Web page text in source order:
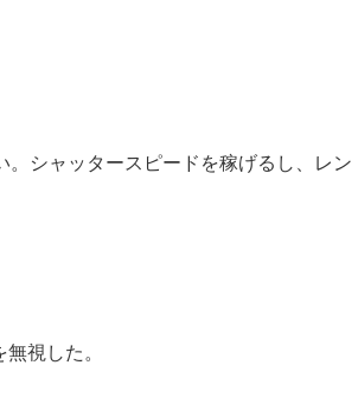
。シャッタースピードを稼げるし、レン
視した。